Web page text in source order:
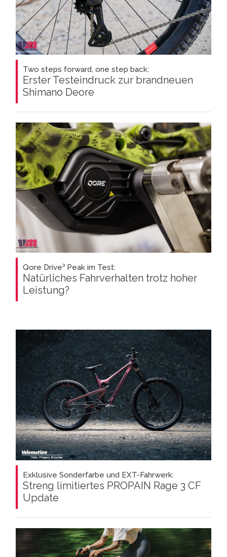
Two steps forward, one step back:
Erster Testeindruck zur brandneuen
Shimano Deore
Qore Drive³ Peak im Test:
Natürliches Fahrverhalten trotz hoher
Leistung?
Exklusive Sonderfarbe und EXT-Fahrwerk:
Streng limitiertes PROPAIN Rage 3 CF
Update